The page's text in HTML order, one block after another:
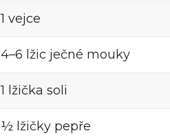
1 vejce
4–6 lžic ječné mouky
1 lžička soli
½ lžičky pepře